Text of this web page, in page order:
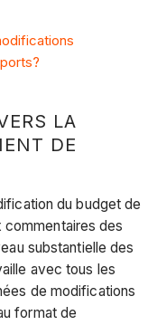
LA
DE
du budget de
commentaires des
substantielle des
avec tous les
de modifications
format de